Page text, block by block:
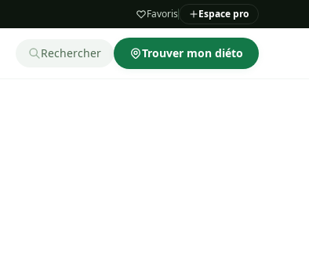
Favoris Espace pro
Rechercher Trouver mon diéto